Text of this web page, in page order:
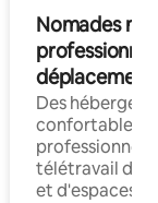
Nomades
déplacement
Des
confortables
professionnels
télétravail
et d'espaces